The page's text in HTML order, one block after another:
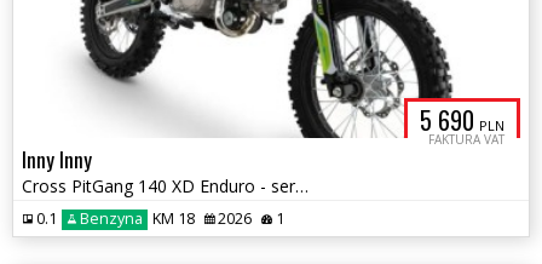
5 690 PLN
FAKTURA VAT
Inny Inny
Cross PitGang 140 XD Enduro - serwis startowy gratis !!!
0.1 Benzyna KM 18 2026 1